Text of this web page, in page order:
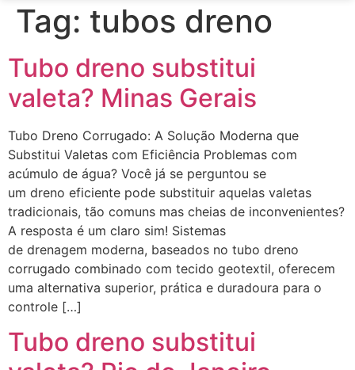
Tag: tubos dreno
Tubo dreno substitui
valeta? Minas Gerais
Tubo Dreno Corrugado: A Solução Moderna que
Substitui Valetas com Eficiência Problemas com
acúmulo de água? Você já se perguntou se
um dreno eficiente pode substituir aquelas valetas
tradicionais, tão comuns mas cheias de inconvenientes?
A resposta é um claro sim! Sistemas
de drenagem moderna, baseados no tubo dreno
corrugado combinado com tecido geotextil, oferecem
uma alternativa superior, prática e duradoura para o
controle […]
Tubo dreno substitui